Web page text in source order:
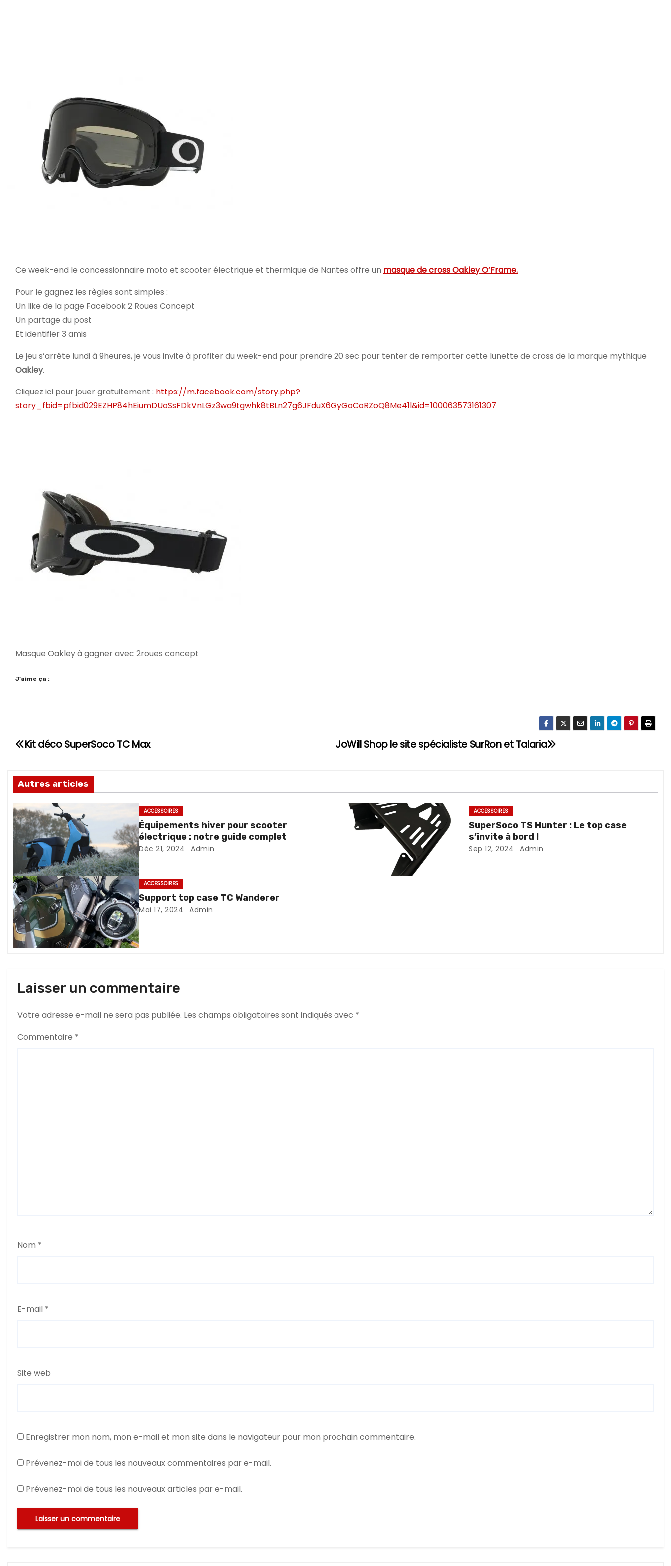
Ce week-end le concessionnaire moto et scooter électrique et thermique de Nantes offre un masque de cross Oakley O’Frame.
Pour le gagnez les règles sont simples :
Un like de la page Facebook 2 Roues Concept
Un partage du post
Et identifier 3 amis
Le jeu s’arrête lundi à 9heures, je vous invite à profiter du week-end pour prendre 20 sec pour tenter de remporter cette lunette de cross de la marque mythique
Oakley.
Cliquez ici pour jouer gratuitement : https://m.facebook.com/story.php?
story_fbid=pfbid029EZHP84hEiumDUoSsFDkVnLGz3wa9tgwhk8tBLn27g6JFduX6GyGoCoRZoQ8Me41l&id=100063573161307
Masque Oakley à gagner avec 2roues concept
J’aime ça :
N
v
i
g
a
t
i
o
n
e
’
a
JoWill Shop le site spécialiste SurRon et Talaria
Kit déco SuperSoco TC Max
Autres articles
ACCESSOIRES
Équipements hiver pour scooter
électrique : notre guide complet
Déc 21, 2024 Admin
ACCESSOIRES
SuperSoco TS Hunter : Le top case
s’invite à bord !
Sep 12, 2024 Admin
ACCESSOIRES
Support top case TC Wanderer
Mai 17, 2024 Admin
Laisser un commentaire
Votre adresse e-mail ne sera pas publiée. Les champs obligatoires sont indiqués avec *
Commentaire *
Nom *
E-mail *
Site web
Enregistrer mon nom, mon e-mail et mon site dans le navigateur pour mon prochain commentaire.
Prévenez-moi de tous les nouveaux commentaires par e-mail.
Prévenez-moi de tous les nouveaux articles par e-mail.